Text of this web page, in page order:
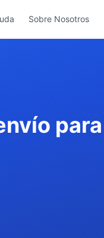
Sobre Nosotros
para